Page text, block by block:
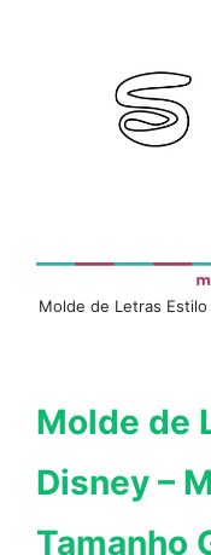
Molde de Letras Estilo
Molde de
Disney –
Tamanho